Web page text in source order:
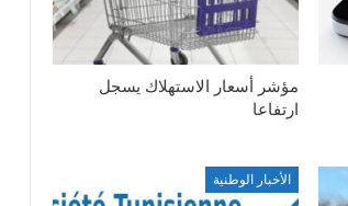
مؤشر أسعار الاستهلاك يسجل
ارتفاعا
الأخبار الوطنية